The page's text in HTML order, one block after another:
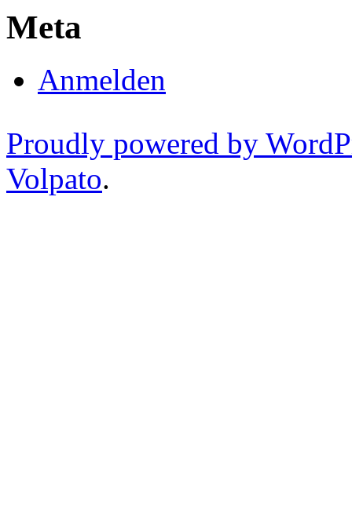
Meta
Anmelden
Proudly powered by
Volpato.